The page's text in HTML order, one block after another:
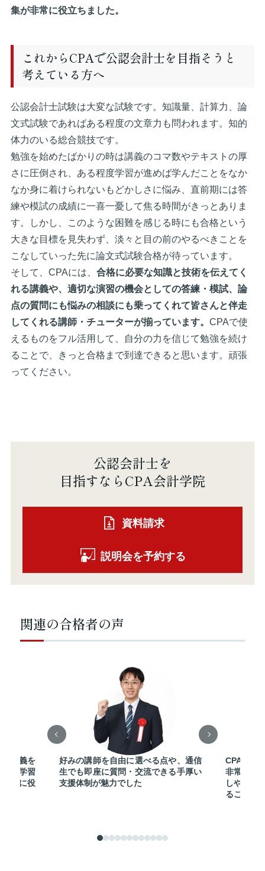
集が非常に役立ちました。
これからCPAで公認会計士を目指そうと
考えている方へ
公認会計士試験は大変な試験です。知識量、計算力、論
文式試験であればある程度の文章力も問われます。知的
体力のいる総合競技です。
勉強を始めたばかりの時は講義のコマ数やテキストの厚
さに圧倒され、ある程度学習が進めば学んだことをなか
なか身に着けられないもどかしさに悩み、直前期には答
練や模試の成績に一喜一憂して焦る時間がきっとありま
す。しかし、このような困難を感じる時にも合格という
大きな目標を見失わず、淡々と目の前のやるべきことを
こなしていった先に論文式試験合格が待っています。
そして、CPAには、 合格に必要な知識と技術を伝えてく
れる講義や、適切な演習の機会としての答練・模試、論
点の質問にも悩みの相談にも乗ってくれて皆さんと伴走
してくれる講師・チューターが揃っています。 CPAで使
えるものをフル活用して、自分の力を信じて勉強を続け
ることで、きっと合格まで到達できると思います。頑張
ってください。
公認会計士を
目指すならCPA会計学院
資料請求
説明会を予約する
関連の合格者の声
講義を
、学習
常に役
好みの講師を自由に選べる点や、通信
生でも即座に質問・交流できる手厚い
支援体制が魅力でした
CPAのテ
非常に明
しやすか
ることが